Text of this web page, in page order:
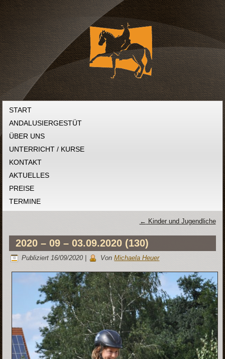
START
ANDALUSIERGESTÜT
ÜBER UNS
UNTERRICHT / KURSE
KONTAKT
AKTUELLES
PREISE
TERMINE
← Kinder und Jugendliche
2020 – 09 – 03.09.2020 (130)
Publiziert 16/09/2020 Von Michaela Heuer